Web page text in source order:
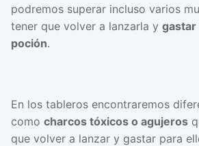
podremos superar incluso varios
tener que volver a lanzarla y gastar
poción.
En los tableros encontraremos
como charcos tóxicos o agujeros
que volver a lanzar y gastar para